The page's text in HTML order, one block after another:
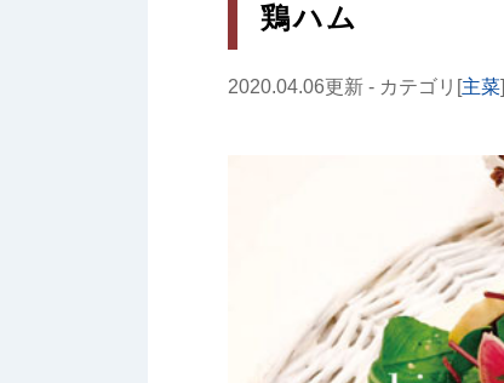
鶏ハム
2020.04.06更新 - カテゴリ[主菜]